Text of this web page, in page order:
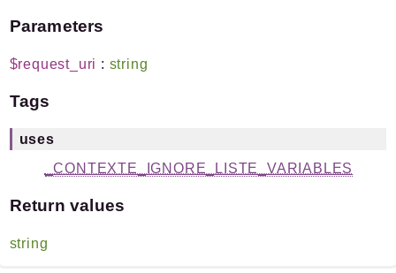
Parameters
$request_uri : string
Tags
uses
_CONTEXTE_IGNORE_LISTE_VARIABLES
Return values
string